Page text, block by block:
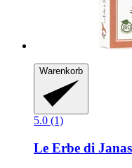
Warenkorb
5.0 (1)
Le Erbe di Janas